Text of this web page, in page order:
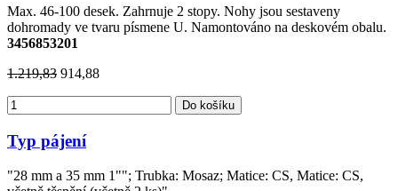
Max. 46-100 desek. Zahrnuje 2 stopy. Nohy jsou sestaveny
dohromady ve tvaru písmene U. Namontováno na deskovém obalu.
3456853201
1.219,83 914,88
Do košíku
Typ pájení
"28 mm a 35 mm 1""; Trubka: Mosaz; Matice: CS, Matice: CS,